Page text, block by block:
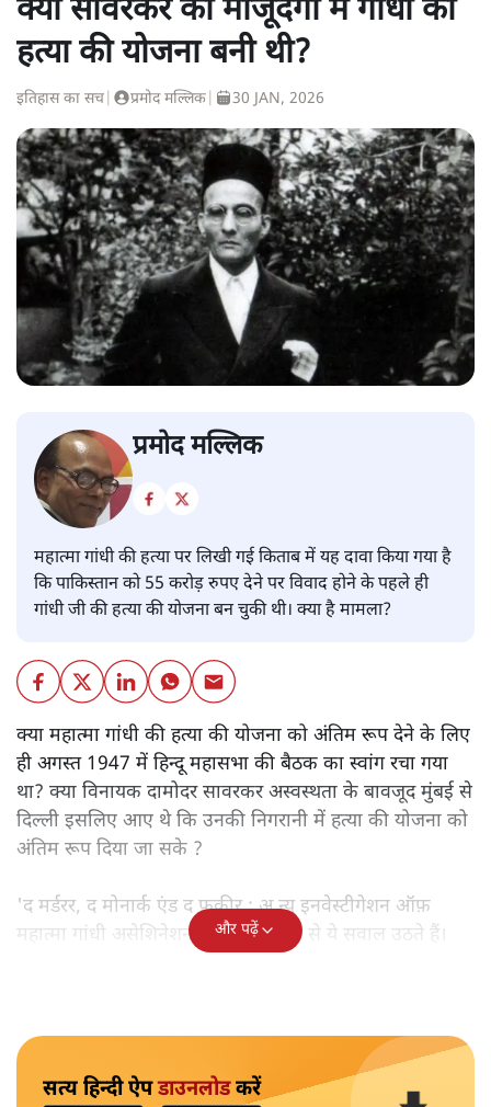
क्या सावरकर की मौजूदगी में गांधी की
हत्या की योजना बनी थी?
इतिहास का सच प्रमोद मल्लिक 30 JAN, 2026
प्रमोद मल्लिक
महात्मा गांधी की हत्या पर लिखी गई किताब में यह दावा किया गया है
कि पाकिस्तान को 55 करोड़ रुपए देने पर विवाद होने के पहले ही
गांधी जी की हत्या की योजना बन चुकी थी। क्या है मामला?
क्या महात्मा गांधी की हत्या की योजना को अंतिम रूप देने के लिए
ही अगस्त 1947 में हिन्दू महासभा की बैठक का स्वांग रचा गया
था? क्या विनायक दामोदर सावरकर अस्वस्थता के बावजूद मुंबई से
दिल्ली इसलिए आए थे कि उनकी निगरानी में हत्या की योजना को
अंतिम रूप दिया जा सके ?
'द मर्डरर, द मोनार्क एंड द फ़कीर : अ न्यू इनवेस्टीगेशन ऑफ़
महात्मा गांधी असेशिनेशन' नामक किताब से ये सवाल उठते हैं।
और पढ़ें
सत्य हिन्दी ऐपडाउनलोडकरें